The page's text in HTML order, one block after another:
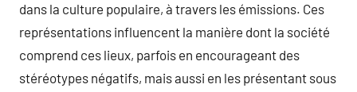
dans la culture populaire, à travers les émissions. Ces
représentations influencent la manière dont la société
comprend ces lieux, parfois en encourageant des
stéréotypes négatifs, mais aussi en les présentant sous